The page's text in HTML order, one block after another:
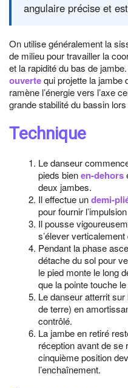
angulaire précise et
On utilise généralement la
de milieu pour travailler la
et la rapidité du bas de
ouvertequi projette la jambe
ramène l’énergie vers l’axe
grande stabilité du bassin
Technique
Le danseur
pieds bienen-dehors
deux jambes.
Il effectue undemi-
pour fournir
Il pousse
s’élever
Pendant la phase
détache du sol pour
le pied monte le long
que la pointe touche
Le danseur atterrit
de terre) en
contrôlé.
La jambe en retiré
réception avant de se
cinquième position
l’enchaînement.